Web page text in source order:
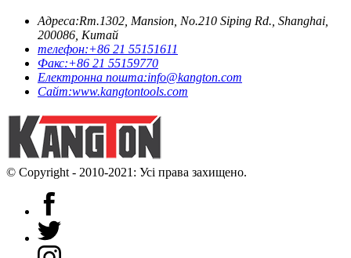
Адреса:Rm.1302, Mansion, No.210 Siping Rd., Shanghai,
200086, Китай
телефон:+86 21 55151611
Факс:+86 21 55159770
Електронна пошта:info@kangton.com
Сайт:www.kangtontools.com
© Copyright - 2010-2021: Усі права захищено.